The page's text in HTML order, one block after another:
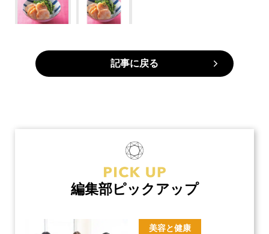
記事に戻る
編集部ピックアップ
美容と健康